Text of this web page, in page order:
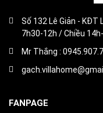
Số 132 Lê Giản - KĐT
7h30-12h / Chiều
Mr Thắng :
FANPAGE